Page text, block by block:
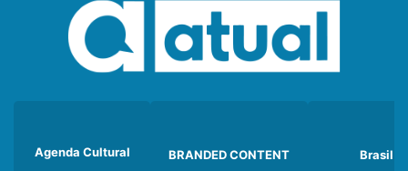
Agenda Cultural BRANDED CONTENT Brasil